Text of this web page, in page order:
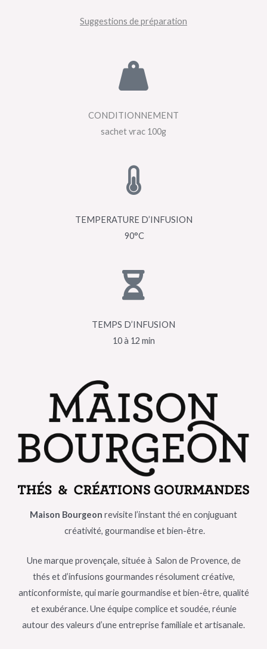
Suggestions de préparation
CONDITIONNEMENT
sachet vrac 100g
TEMPERATURE D’INFUSION
90°C
TEMPS D’INFUSION
10 à 12 min
Maison Bourgeon revisite l’instant thé en conjuguant
créativité, gourmandise et bien-être.
Une marque provençale, située à Salon de Provence, de
thés et d’infusions gourmandes résolument créative,
anticonformiste, qui marie gourmandise et bien-être, qualité
et exubérance. Une équipe complice et soudée, réunie
autour des valeurs d’une entreprise familiale et artisanale.